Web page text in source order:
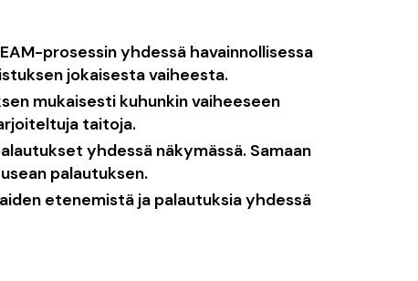
prosessin yhdessä havainnollisessa
jokaisesta vaiheesta.
mukaisesti kuhunkin vaiheeseen
taitoja.
yhdessä näkymässä. Samaan
palautuksen.
etenemistä ja palautuksia yhdessä